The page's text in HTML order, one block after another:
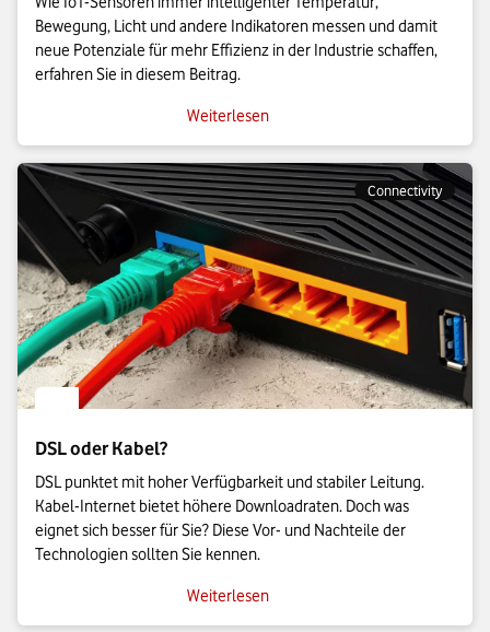
Bewegung, Licht und andere Indikatoren messen und damit
neue Potenziale für mehr Effizienz in der Industrie schaffen,
erfahren Sie in diesem Beitrag.
Weiterlesen
Connectivity
DSL oder Kabel?
DSL punktet mit hoher Verfügbarkeit und stabiler Leitung.
Kabel-Internet bietet höhere Downloadraten. Doch was
eignet sich besser für Sie? Diese Vor- und Nachteile der
Technologien sollten Sie kennen.
Weiterlesen